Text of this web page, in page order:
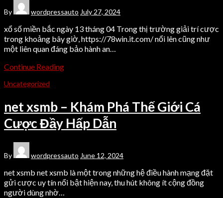
By wordpressauto July 27, 2024
xổ số miền bắc ngày 13 tháng 04 Trong thị trường giải trí cược
trong khoảng bây giờ, https://78win.it.com/ nổi lên cũng như
một liên quan đáng bảo hành an…
Continue Reading
Uncategorized
net xsmb – Khám Phá Thế Giới Cá
Cược Đầy Hấp Dẫn
By wordpressauto June 12, 2024
net xsmb net xsmb là một trong những hệ điều hành mạng đặt
gửi cược uy tín nổi bật hiện nay, thu hút không ít cộng đồng
người dùng nhờ…